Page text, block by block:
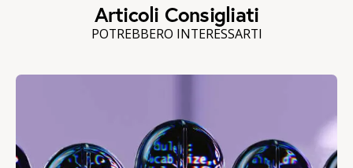
Articoli Consigliati
POTREBBERO INTERESSARTI